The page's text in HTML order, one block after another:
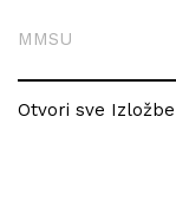
MMSU
Otvori sve Izložbe